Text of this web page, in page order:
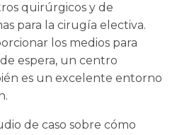
quirúrgicos y de
para la cirugía electiva.
los medios para
espera, un centro
es un excelente entorno
de caso sobre cómo